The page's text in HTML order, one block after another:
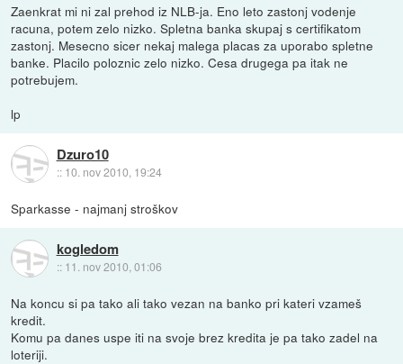
Zaenkrat mi ni zal prehod iz NLB-ja. Eno leto zastonj vodenje
racuna, potem zelo nizko. Spletna banka skupaj s certifikatom
zastonj. Mesecno sicer nekaj malega placas za uporabo spletne
banke. Placilo poloznic zelo nizko. Cesa drugega pa itak ne
potrebujem.
lp
Dzuro10
:: 10. nov 2010, 19:24
Sparkasse - najmanj stroškov
kogledom
:: 11. nov 2010, 01:06
Na koncu si pa tako ali tako vezan na banko pri kateri vzameš
kredit.
Komu pa danes uspe iti na svoje brez kredita je pa tako zadel na
loteriji.